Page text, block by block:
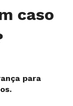
caso
para